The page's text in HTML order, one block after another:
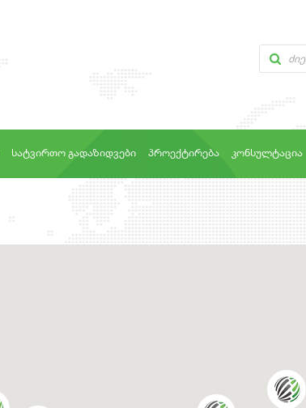
ᲡᲐᲢᲕᲘᲠᲗᲝ ᲒᲐᲓᲐᲖᲘᲓᲕᲔᲑᲘ ᲞᲠᲝᲔᲥᲢᲘᲠᲔᲑᲐ ᲙᲝᲜᲡᲣᲚᲢᲐᲪᲘᲐ